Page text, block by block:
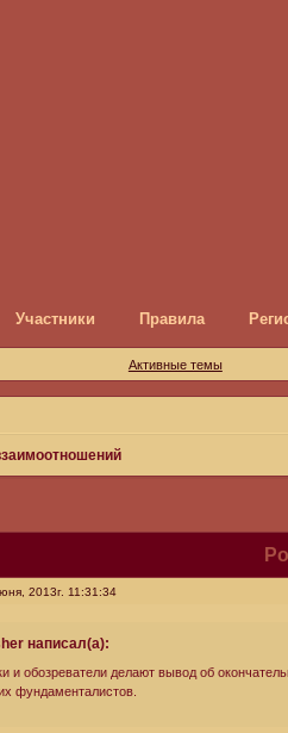
Участники Правила
Активные темы
2013г. 11:31:34
написал(а):
и обозреватели делают вывод об
фундаменталистов.